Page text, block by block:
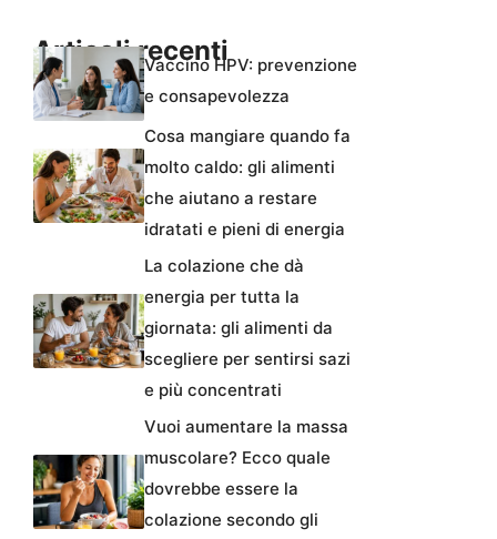
Articoli recentiVaccino HPV: prevenzione
e consapevolezza
Cosa mangiare quando fa
molto caldo: gli alimenti
che aiutano a restare
idratati e pieni di energia
La colazione che dà
energia per tutta la
giornata: gli alimenti da
scegliere per sentirsi sazi
e più concentrati
Vuoi aumentare la massa
muscolare? Ecco quale
dovrebbe essere la
colazione secondo gli